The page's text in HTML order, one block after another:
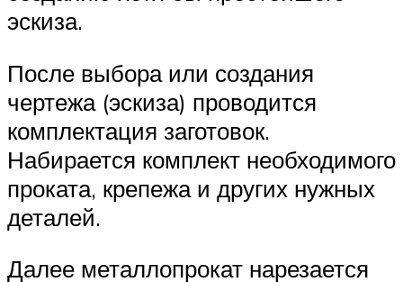
эскиза.
После выбора или создания
чертежа (эскиза) проводится
комплектация заготовок.
Набирается комплект необходимого
проката, крепежа и других нужных
деталей.
Далее металлопрокат нарезается